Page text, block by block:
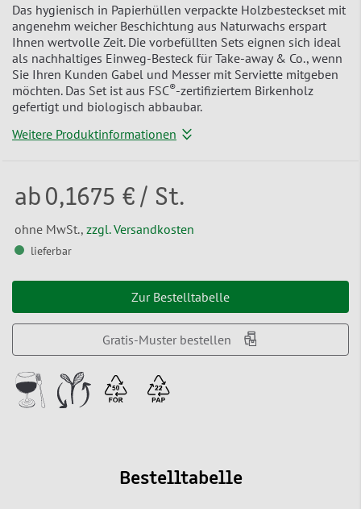
Das hygienisch in Papierhüllen verpackte Holzbesteckset mit
angenehm weicher Beschichtung aus Naturwachs erspart
Ihnen wertvolle Zeit. Die vorbefüllten Sets eignen sich ideal
als nachhaltiges Einweg-Besteck für Take-away & Co., wenn
Sie Ihren Kunden Gabel und Messer mit Serviette mitgeben
möchten. Das Set ist aus FSC®-zertifiziertem Birkenholz
gefertigt und biologisch abbaubar.
Weitere Produktinformationen
ab 0,1675 € / St.
ohne MwSt., zzgl. Versandkosten
lieferbar
Zur Bestelltabelle
Gratis-Muster bestellen
Bestelltabelle